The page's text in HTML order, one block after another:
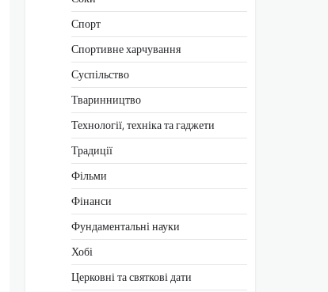
Спорт
Спортивне харчування
Суспільство
Тваринництво
Технології, техніка та гаджети
Традиції
Фільми
Фінанси
Фундаментальні науки
Хобі
Церковні та святкові дати